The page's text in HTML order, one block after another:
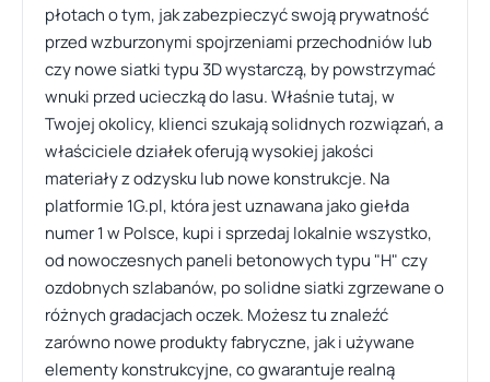
płotach o tym, jak zabezpieczyć swoją prywatność
przed wzburzonymi spojrzeniami przechodniów lub
czy nowe siatki typu 3D wystarczą, by powstrzymać
wnuki przed ucieczką do lasu. Właśnie tutaj, w
Twojej okolicy, klienci szukają solidnych rozwiązań, a
właściciele działek oferują wysokiej jakości
materiały z odzysku lub nowe konstrukcje. Na
platformie 1G.pl, która jest uznawana jako giełda
numer 1 w Polsce, kupi i sprzedaj lokalnie wszystko,
od nowoczesnych paneli betonowych typu "H" czy
ozdobnych szlabanów, po solidne siatki zgrzewane o
różnych gradacjach oczek. Możesz tu znaleźć
zarówno nowe produkty fabryczne, jak i używane
elementy konstrukcyjne, co gwarantuje realną